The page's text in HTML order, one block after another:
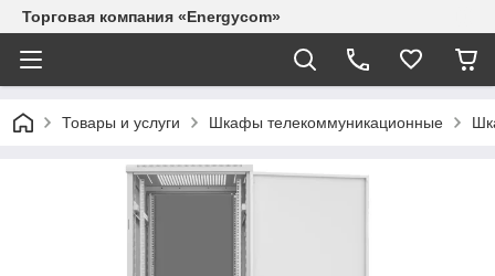
Торговая компания «Energycom»
Товары и услуги Шкафы телекоммуникационные